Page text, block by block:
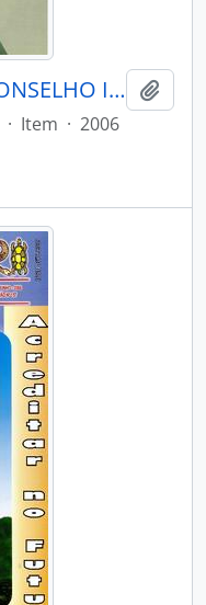
MENSAGEIRO - BELÉM CONSELHO INDIGENISTA MISSIONÁRIO - 2006 - Nº160
· Item · 2006